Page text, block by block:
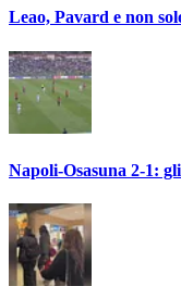
Leao, Pavard e non
Napoli-Osasuna 2-1: